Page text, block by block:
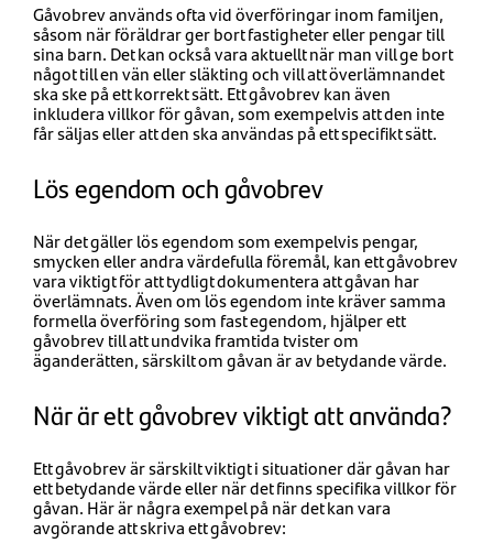
Gåvobrev används ofta vid överföringar inom familjen,
såsom när föräldrar ger bort fastigheter eller pengar till
sina barn. Det kan också vara aktuellt när man vill ge bort
något till en vän eller släkting och vill att överlämnandet
ska ske på ett korrekt sätt. Ett gåvobrev kan även
inkludera villkor för gåvan, som exempelvis att den inte
får säljas eller att den ska användas på ett specifikt sätt.
Lös egendom och gåvobrev
När det gäller lös egendom som exempelvis pengar,
smycken eller andra värdefulla föremål, kan ett gåvobrev
vara viktigt för att tydligt dokumentera att gåvan har
överlämnats. Även om lös egendom inte kräver samma
formella överföring som fast egendom, hjälper ett
gåvobrev till att undvika framtida tvister om
äganderätten, särskilt om gåvan är av betydande värde.
När är ett gåvobrev viktigt att använda?
Ett gåvobrev är särskilt viktigt i situationer där gåvan har
ett betydande värde eller när det finns specifika villkor för
gåvan. Här är några exempel på när det kan vara
avgörande att skriva ett gåvobrev: